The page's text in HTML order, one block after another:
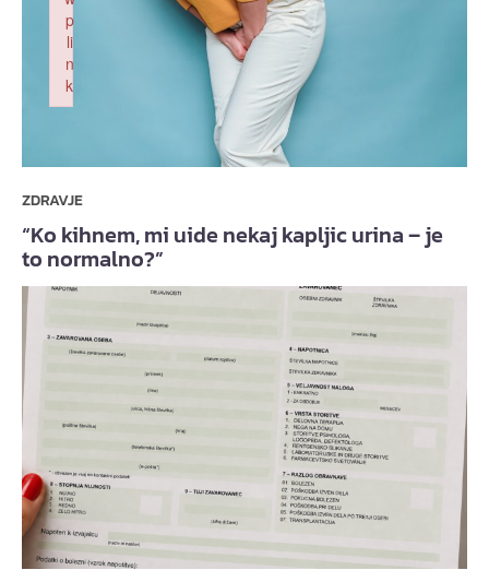
ZDRAVJE
“Ko kihnem, mi uide nekaj kapljic urina – je
to normalno?”
p
li
n
k
Failed to initialize plugin: wplink